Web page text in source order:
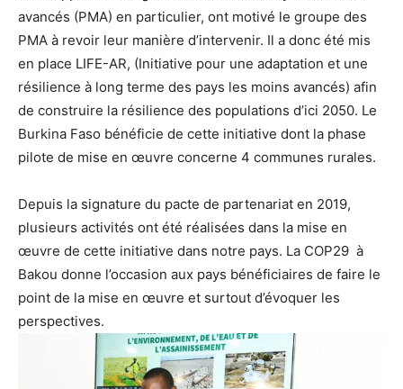
avancés (PMA) en particulier, ont motivé le groupe des
PMA à revoir leur manière d’intervenir. Il a donc été mis
en place LIFE-AR, (Initiative pour une adaptation et une
résilience à long terme des pays les moins avancés) afin
de construire la résilience des populations d’ici 2050. Le
Burkina Faso bénéficie de cette initiative dont la phase
pilote de mise en œuvre concerne 4 communes rurales.
Depuis la signature du pacte de partenariat en 2019,
plusieurs activités ont été réalisées dans la mise en
œuvre de cette initiative dans notre pays. La COP29 à
Bakou donne l’occasion aux pays bénéficiaires de faire le
point de la mise en œuvre et surtout d’évoquer les
perspectives.